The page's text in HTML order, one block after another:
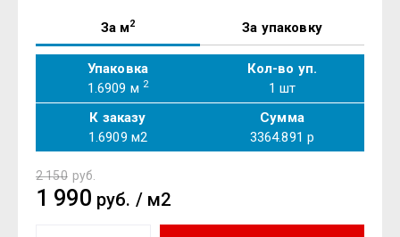
За м2 За упаковку
Упаковка
1.6909 м 2
Кол-во уп.
1 шт
К заказу
1.6909 м2
Сумма
3364.891 р
2 150 руб.
1 990 руб. / м2